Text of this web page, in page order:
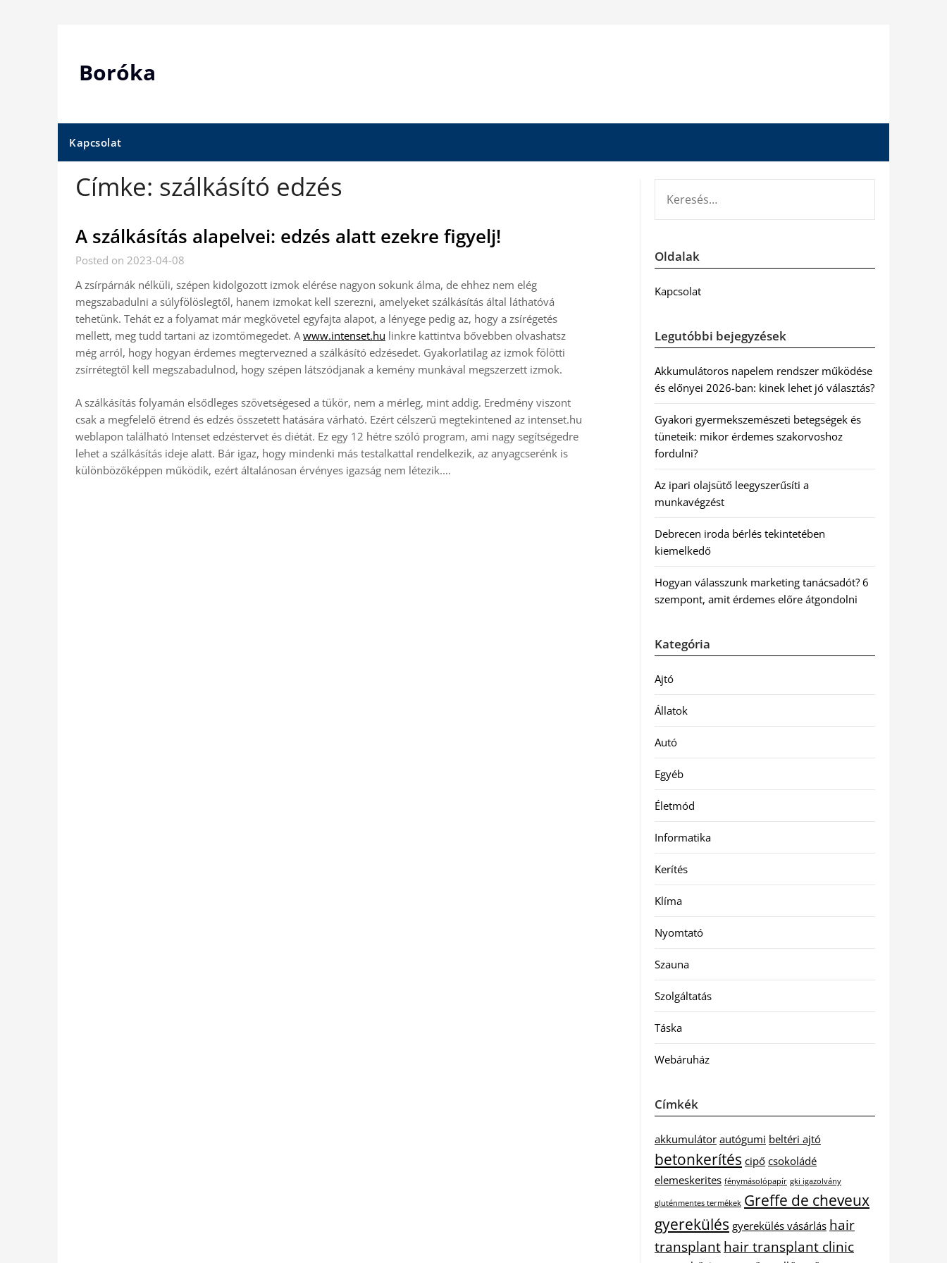
Boróka
Kapcsolat
Címke: szálkásító edzés
A szálkásítás alapelvei: edzés alatt ezekre figyelj!
Posted on 2023-04-08
A zsírpárnák nélküli, szépen kidolgozott izmok elérése nagyon sokunk álma, de ehhez nem elég
megszabadulni a súlyfölöslegtől, hanem izmokat kell szerezni, amelyeket szálkásítás által láthatóvá
tehetünk. Tehát ez a folyamat már megkövetel egyfajta alapot, a lényege pedig az, hogy a zsírégetés
mellett, meg tudd tartani az izomtömegedet. Awww.intenset.hu linkre kattintva bővebben olvashatsz
még arról, hogy hogyan érdemes megtervezned a szálkásító edzésedet. Gyakorlatilag az izmok fölötti
zsírrétegtől kell megszabadulnod, hogy szépen látszódjanak a kemény munkával megszerzett izmok.
A szálkásítás folyamán elsődleges szövetségesed a tükör, nem a mérleg, mint addig. Eredmény viszont
csak a megfelelő étrend és edzés összetett hatására várható. Ezért célszerű megtekintened az intenset.hu
weblapon található Intenset edzéstervet és diétát. Ez egy 12 hétre szóló program, ami nagy segítségedre
lehet a szálkásítás ideje alatt. Bár igaz, hogy mindenki más testalkattal rendelkezik, az anyagcserénk is
különbözőképpen működik, ezért általánosan érvényes igazság nem létezik.…
Oldalak
Kapcsolat
Legutóbbi bejegyzések
Akkumulátoros napelem rendszer működése
és előnyei 2026-ban: kinek lehet jó választás?
Gyakori gyermekszemészeti betegségek és
tüneteik: mikor érdemes szakorvoshoz
fordulni?
Az ipari olajsütő leegyszerűsíti a
munkavégzést
Debrecen iroda bérlés tekintetében
kiemelkedő
Hogyan válasszunk marketing tanácsadót? 6
szempont, amit érdemes előre átgondolni
Kategória
Ajtó
Állatok
Autó
Egyéb
Életmód
Informatika
Kerítés
Klíma
Nyomtató
Szauna
Szolgáltatás
Táska
Webáruház
Címkék
akkumulátor autógumi beltéri ajtó
betonkerítés cipő csokoládé
elemeskerites fénymásolópapír gki igazolvány
gluténmentes termékek Greffe de cheveux
gyerekülés gyerekülés vásárlás hair
transplant hair transplant clinic